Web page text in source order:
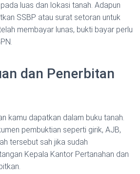
luas dan lokasi tanah. Adapun
SSBP atau surat setoran untuk
membayar lunas, bukti bayar perlu
dan Penerbitan
kamu dapatkan dalam buku tanah.
pembuktian seperti girik, AJB,
tersebut sah jika sudah
Kepala Kantor Pertanahan dan